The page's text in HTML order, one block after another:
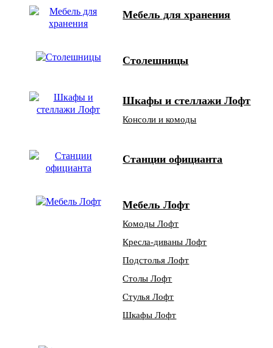
Мебель для хранения
Столешницы
Шкафы и стеллажи Лофт
Консоли и комоды
Станции официанта
Мебель Лофт
Комоды Лофт
Кресла-диваны Лофт
Подстолья Лофт
Столы Лофт
Стулья Лофт
Шкафы Лофт